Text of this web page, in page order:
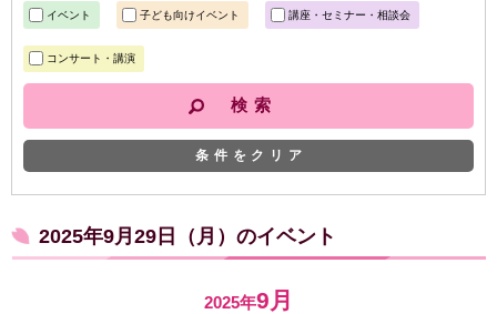
イベント 子ども向けイベント 講座・セミナー・相談会
コンサート・講演
条件をクリア
2025年9月29日（月）のイベント
2025年9月